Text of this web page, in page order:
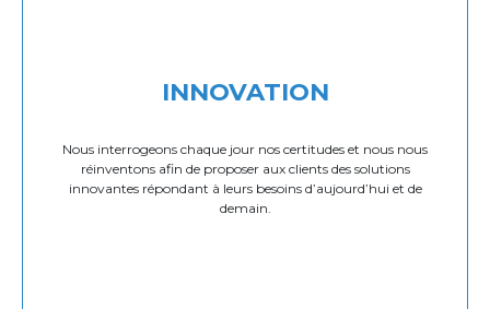
INNOVATION
Nous interrogeons chaque jour nos certitudes et nous nous
réinventons afin de proposer aux clients des solutions
innovantes répondant à leurs besoins d’aujourd’hui et de
demain.